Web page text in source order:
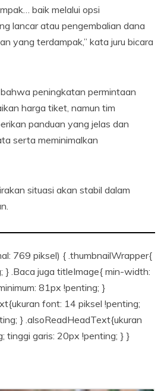
baik melalui opsi
lancar atau pengembalian dana
yang terdampak,” kata juru bicara
peningkatan permintaan
harga tiket, namun tim
panduan yang jelas dan
serta meminimalkan
situasi akan stabil dalam
769 piksel) { .thumbnailWrapper{
} .Baca juga titleImage{ min-width:
81px !penting; }
font: 14 piksel !penting;
} .alsoReadHeadText{ukuran
tinggi garis: 20px !penting; } }